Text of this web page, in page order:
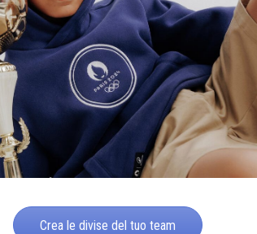
Crea le divise del tuo team